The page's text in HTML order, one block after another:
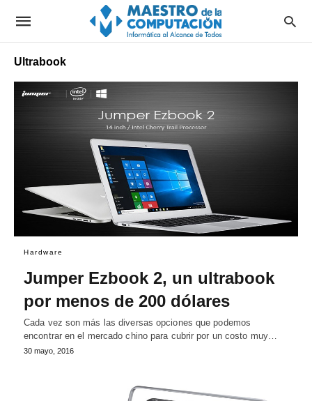
Ultrabook
Hardware
Jumper Ezbook 2, un ultrabook
por menos de 200 dólares
Cada vez son más las diversas opciones que podemos
encontrar en el mercado chino para cubrir por un costo muy…
30 mayo, 2016